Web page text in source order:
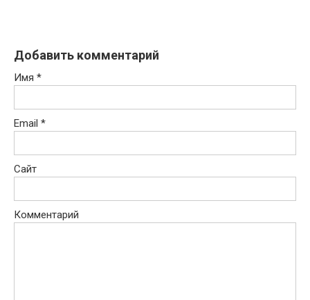
Добавить комментарий
Имя *
Email *
Сайт
Комментарий